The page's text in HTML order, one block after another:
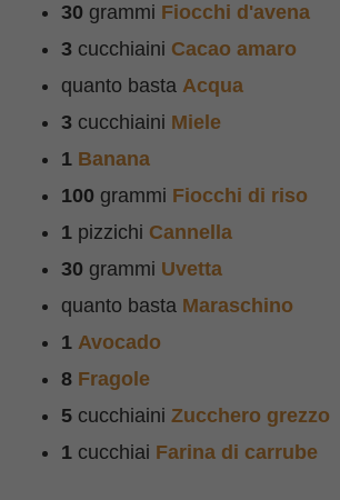
30 grammi Fiocchi d'avena
3 cucchiaini Cacao amaro
quanto basta Acqua
3 cucchiaini Miele
1 Banana
100 grammi Fiocchi di riso
1 pizzichi Cannella
30 grammi Uvetta
quanto basta Maraschino
1 Avocado
8 Fragole
5 cucchiaini Zucchero grezzo
1 cucchiai Farina di carrube